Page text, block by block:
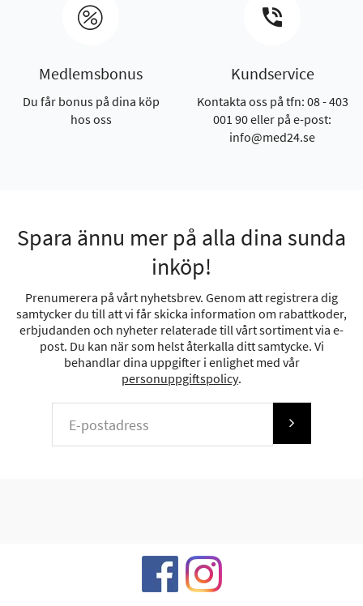
Medlemsbonus
Du får bonus på dina köp
hos oss
Kundservice
Kontakta oss på tfn: 08 - 403
001 90 eller på e-post:
info@med24.se
Spara ännu mer på alla dina sunda
inköp!
Prenumerera på vårt nyhetsbrev. Genom att registrera dig
samtycker du till att vi får skicka information om rabattkoder,
erbjudanden och nyheter relaterade till vårt sortiment via e-
post. Du kan när som helst återkalla ditt samtycke. Vi
behandlar dina uppgifter i enlighet med vår
personuppgiftspolicy.